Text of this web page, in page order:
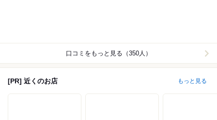
口コミをもっと見る（350人）
[PR] 近くのお店 もっと見る